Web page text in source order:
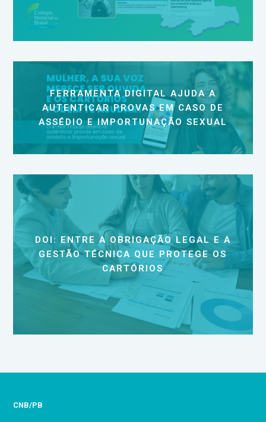
FERRAMENTA DIGITAL AJUDA A
AUTENTICAR PROVAS EM CASO DE
ASSÉDIO E IMPORTUNAÇÃO SEXUAL
DOI: ENTRE A OBRIGAÇÃO LEGAL E A
GESTÃO TÉCNICA QUE PROTEGE OS
CARTÓRIOS
CNB/PB